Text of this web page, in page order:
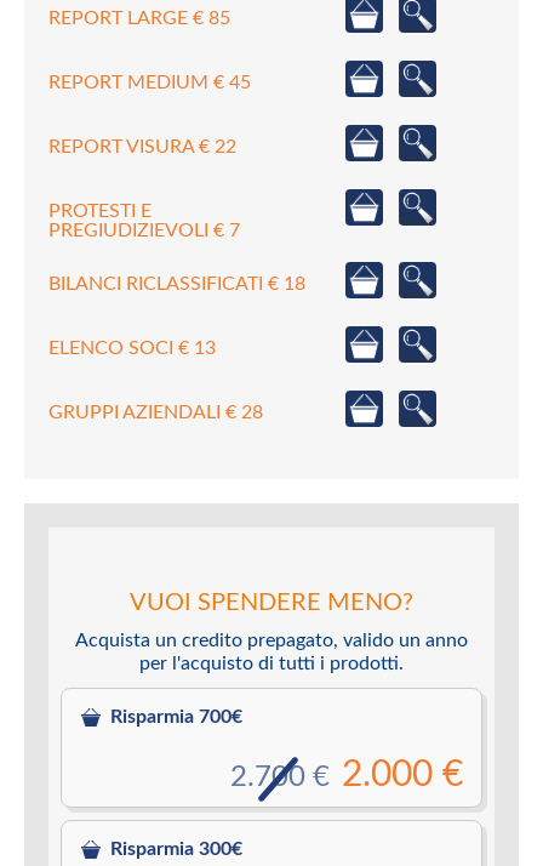
REPORT LARGE € 85
REPORT MEDIUM € 45
REPORT VISURA € 22
PROTESTI E
PREGIUDIZIEVOLI € 7
BILANCI RICLASSIFICATI € 18
ELENCO SOCI € 13
GRUPPI AZIENDALI € 28
VUOI SPENDERE MENO?
Acquista un credito prepagato, valido un anno
per l'acquisto di tutti i prodotti.
Risparmia 700€
2.000 €
2.700 €
Risparmia 300€